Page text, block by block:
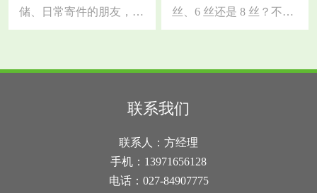
帮大家分清优劣、选对适
配品类，降低包装损耗和
防震、缓冲效果，同时具
备防水、防潮、防刮花的
碎、易损、货品的运输包
璃制品易刺破，而共挤膜
采用多层复合共挤工艺，
密闭遮光，具备防水防
潮、防静电多重功能。武
输易淋雨，这款包装滴水
不透，能
储、日常寄件的朋友，大
概率都纠结过包装选材！
得相似，实际材质、防护
效果、颜值和适用场景差
距超大。选错包装要么货
品磕碰破损，要么过度包
装浪费成本，今天一次性
讲透三者核心区别，新手
丝、6 丝还是 8 丝？不同
厚度防护力和成本差很
操经验，帮你理清 3 种常
用厚度的用途差别，新手
也能快速选对先搞懂基础
韧性越强、防护越好，价
联系我们
联系人：方经理
手机：13971656128
电话：027-84907775